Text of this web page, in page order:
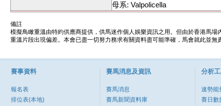
母系: Valpolicella
備註
模擬鳥瞰重溫由特約供應商提供，供馬迷作個人娛樂資訊之用。但由於香港馬
重溫片段出現偏差。本會已盡一切努力務求有關資料盡可能準確，馬會就此並
賽事資料
報名表
排位表(本地)
賽馬消息及資訊
賽馬消息
賽馬新聞資料庫
分析
速勢能
賽日數